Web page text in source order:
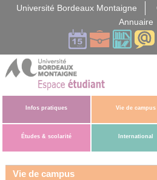
Université Bordeaux Montaigne
Annuaire
Infos pratiques Vie de campus
Études & scolarité International
Vie de campus
Gestion des cookies